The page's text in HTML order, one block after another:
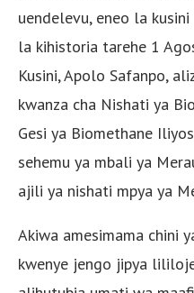
uendelevu, eneo la
la kihistoria tarehe 1
Kusini, Apolo Safanpo,
kwanza cha Nishati ya
Gesi ya Biomethane
sehemu ya mbali ya
ajili ya nishati mpya ya
Akiwa amesimama chini
kwenye jengo jipya